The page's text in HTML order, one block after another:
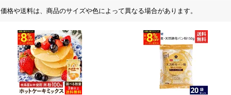
価格や送料は、商品のサイズや色によって異なる場合があります。